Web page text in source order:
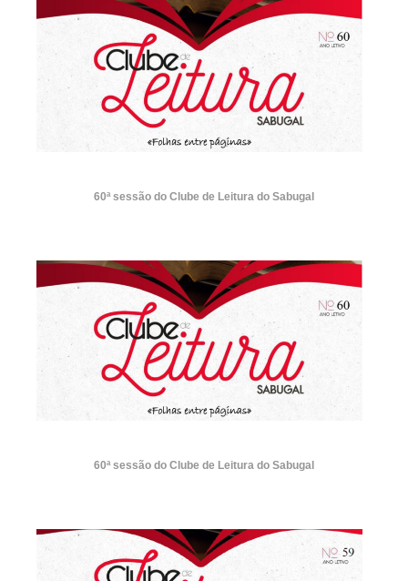
60ª sessão do Clube de Leitura do Sabugal
60ª sessão do Clube de Leitura do Sabugal